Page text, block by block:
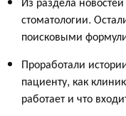
стоматологии.
поисковыми
Проработали
пациенту, как
работает и что